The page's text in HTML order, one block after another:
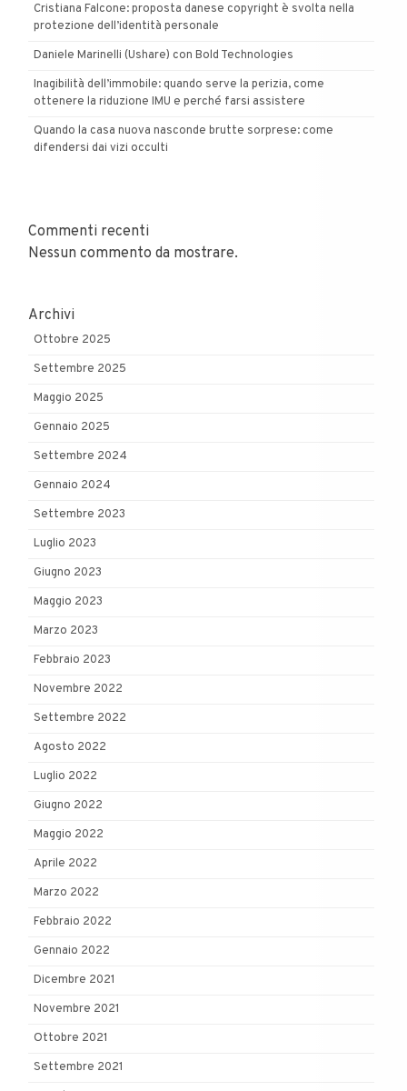
Cristiana Falcone: proposta danese copyright è svolta nella
protezione dell’identità personale
Daniele Marinelli (Ushare) con Bold Technologies
Inagibilità dell’immobile: quando serve la perizia, come
ottenere la riduzione IMU e perché farsi assistere
Quando la casa nuova nasconde brutte sorprese: come
difendersi dai vizi occulti
Commenti recenti
Nessun commento da mostrare.
Archivi
Ottobre 2025
Settembre 2025
Maggio 2025
Gennaio 2025
Settembre 2024
Gennaio 2024
Settembre 2023
Luglio 2023
Giugno 2023
Maggio 2023
Marzo 2023
Febbraio 2023
Novembre 2022
Settembre 2022
Agosto 2022
Luglio 2022
Giugno 2022
Maggio 2022
Aprile 2022
Marzo 2022
Febbraio 2022
Gennaio 2022
Dicembre 2021
Novembre 2021
Ottobre 2021
Settembre 2021